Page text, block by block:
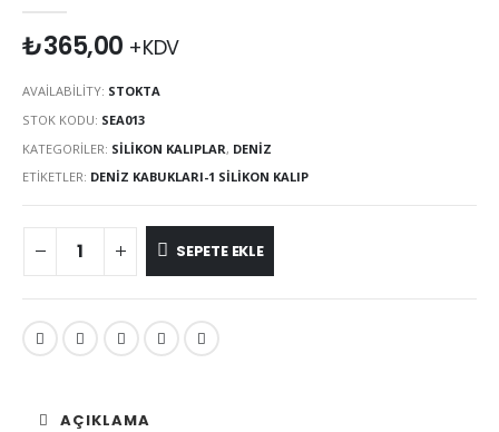
₺365,00 +KDV
AVAILABILITY: STOKTA
STOK KODU: SEA013
KATEGORILER: SILIKON KALIPLAR, DENIZ
ETIKETLER: DENIZ KABUKLARI-1 SILIKON KALIP
SEPETE EKLE
AÇIKLAMA